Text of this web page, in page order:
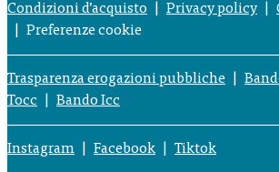
Condizioni d’acquisto Privacy policy
Preferenze cookie
Trasparenza erogazioni pubbliche
Tocc
Bando Icc
Instagram Facebook Tiktok